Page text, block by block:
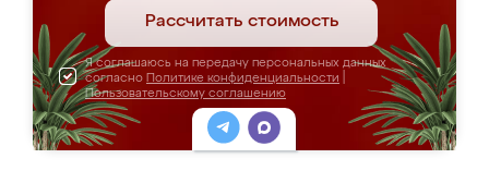
Рассчитать стоимость
Я соглашаюсь на передачу персональных данных
согласно Политике конфиденциальности
Пользовательскому соглашению